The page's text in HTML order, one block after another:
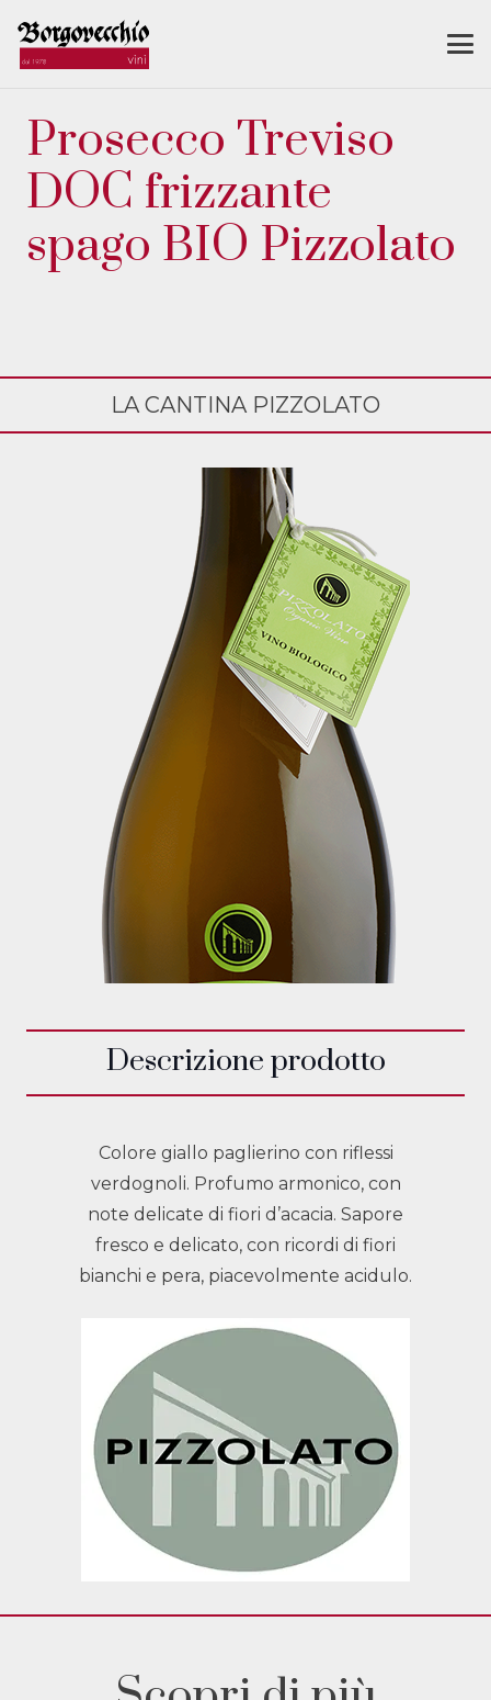
Prosecco Treviso
DOC frizzante
spago BIO Pizzolato
LA CANTINA PIZZOLATO
Descrizione prodotto
Colore giallo paglierino con riflessi
verdognoli. Profumo armonico, con
note delicate di fiori d’acacia. Sapore
fresco e delicato, con ricordi di fiori
bianchi e pera, piacevolmente acidulo.